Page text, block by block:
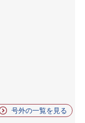
号外の一覧を見る